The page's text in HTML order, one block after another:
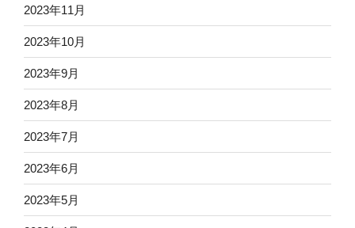
2023年11月
2023年10月
2023年9月
2023年8月
2023年7月
2023年6月
2023年5月